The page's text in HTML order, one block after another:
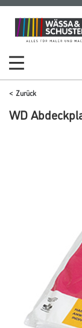
Zum
Inhalt
Zum
Navigationsmenü
Zurück
WD